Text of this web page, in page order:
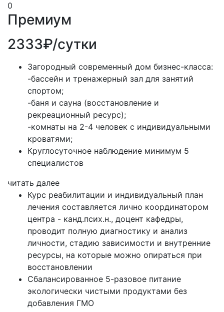
0
Премиум
2333₽/сутки
Загородный современный дом бизнес-класса:
-бассейн и тренажерный зал для занятий
спортом;
-баня и сауна (восстановление и
рекреационный ресурс);
-комнаты на 2-4 человек с индивидуальными
кроватями;
Круглосуточное наблюдение минимум 5
специалистов
читать далее
Курс реабилитации и индивидуальный план
лечения составляется лично координатором
центра - канд.псих.н., доцент кафедры,
проводит полную диагностику и анализ
личности, стадию зависимости и внутренние
ресурсы, на которые можно опираться при
восстановлении
Сбалансированное 5-разовое питание
экологически чистыми продуктами без
добавления ГМО